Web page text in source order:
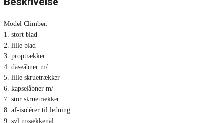
Model Climber.
1. stort blad
2. lille blad
3. proptrækker
4. dåseåbner m/
5. lille skruetrækker
6. kapselåbner m/
7. stor skruetrækker
8. af-isolérer til ledning
9. syl m/sækkenål